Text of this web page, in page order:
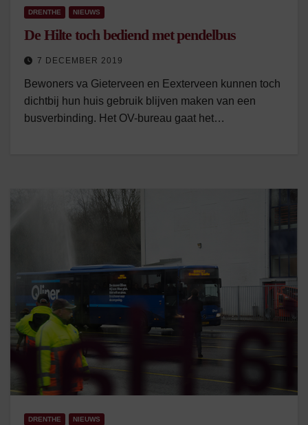
DRENTHE NIEUWS
De Hilte toch bediend met pendelbus
7 DECEMBER 2019
Bewoners va Gieterveen en Eexterveen kunnen toch
dichtbij hun huis gebruik blijven maken van een
busverbinding. Het OV-bureau gaat het…
DRENTHE NIEUWS